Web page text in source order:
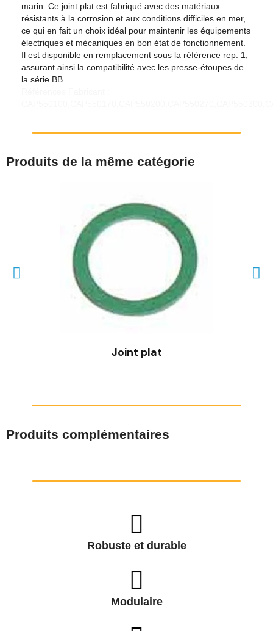
marin. Ce joint plat est fabriqué avec des matériaux
résistants à la corrosion et aux conditions difficiles en mer,
ce qui en fait un choix idéal pour maintenir les équipements
électriques et mécaniques en bon état de fonctionnement.
Il est disponible en remplacement sous la référence rep. 1,
assurant ainsi la compatibilité avec les presse-étoupes de
la série BB.
Produits de la même catégorie
Joint plat
Produits complémentaires
Robuste et durable
Modulaire